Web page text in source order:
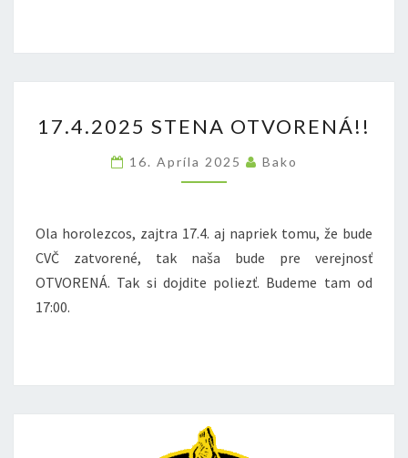
STENA
OTVORENÁ!!
17.4.2025 STENA OTVORENÁ!!
16. Apríla 2025 Bako
Ola horolezcos, zajtra 17.4. aj napriek tomu, že bude
CVČ zatvorené, tak naša bude pre verejnosť
OTVORENÁ. Tak si dojdite poliezť. Budeme tam od
17:00.